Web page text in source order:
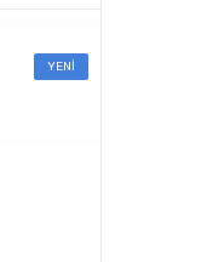
YENİ